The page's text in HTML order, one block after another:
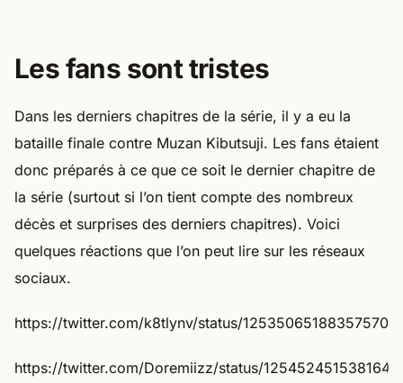
Les fans sont tristes
Dans les derniers chapitres de la série, il y a eu la
bataille finale contre Muzan Kibutsuji. Les fans étaient
donc préparés à ce que ce soit le dernier chapitre de
la série (surtout si l’on tient compte des nombreux
décès et surprises des derniers chapitres). Voici
quelques réactions que l’on peut lire sur les réseaux
sociaux.
https://twitter.com/k8tlynv/status/
https://twitter.com/Doremiizz/status/